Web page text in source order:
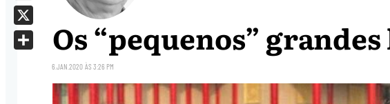
Os “pequenos”
6.JAN.2020 ÀS 3:26 PM
Email
X